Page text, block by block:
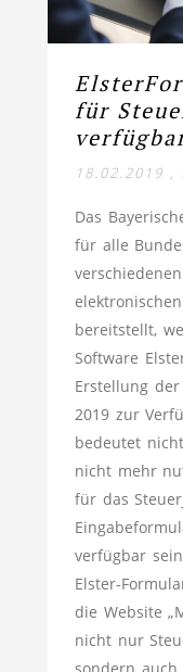
für
18.02.2019 ,
Das
für alle
bereitstellt,
Software
Erstellung
2019 zur
bedeutet
nicht mehr
für das
verfügbar
Elster-
die Website
nicht nur